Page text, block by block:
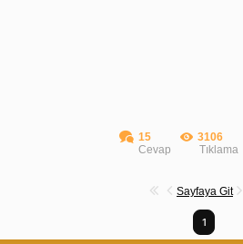
15
Cevap
3106
Tıklama
Sayfaya Git
1